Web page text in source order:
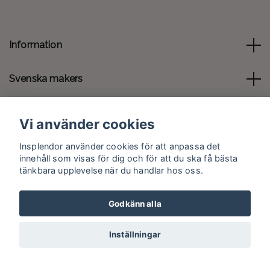
Information
Svenska makers
Sociala medier
© 2026 Insplendor.se
Vi använder cookies
Insplendor använder cookies för att anpassa det
innehåll som visas för dig och för att du ska få bästa
tänkbara upplevelse när du handlar hos oss.
Godkänn alla
Inställningar